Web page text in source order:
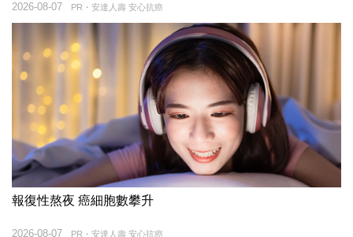
PR・安達人壽 安心抗癌
2026-08-07
報復性熬夜 癌細胞數攀升
PR・安達人壽 安心抗癌
2026-08-07